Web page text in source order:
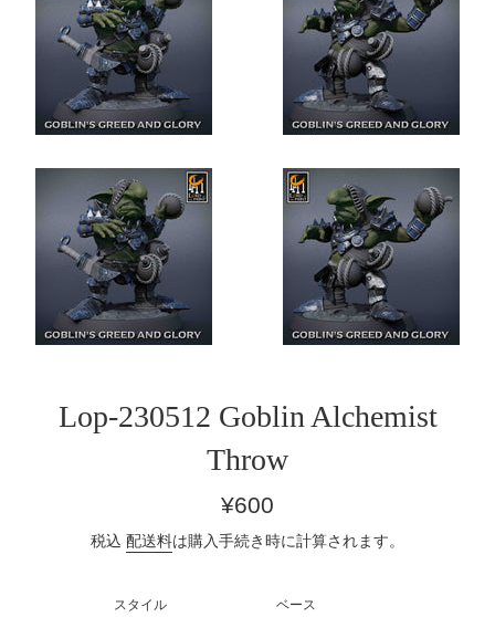
Lop-230512 Goblin Alchemist
Throw
通
価
¥600
税込 配送料は購入手続き時に計算されます。
スタイル ベース